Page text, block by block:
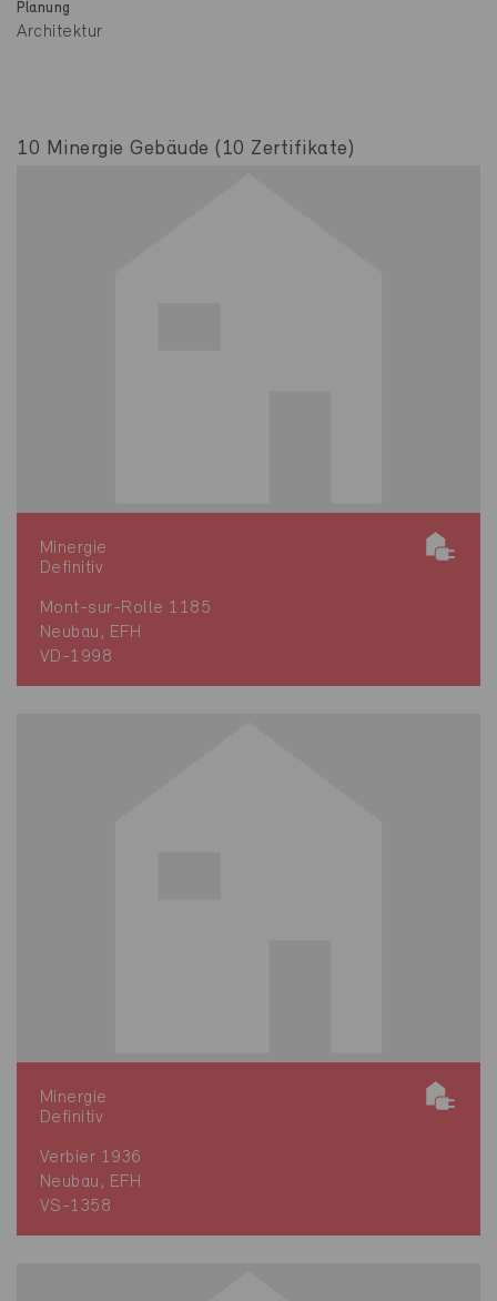
Planung
Architektur
10 Minergie Gebäude (10 Zertifikate)
Minergie
Definitiv
Mont-sur-Rolle 1185
Neubau, EFH
VD-1998
Minergie
Definitiv
Verbier 1936
Neubau, EFH
VS-1358